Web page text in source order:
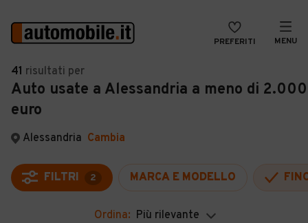
PREFERITI MENU
Auto
Auto Km 0
Auto Nuove
VENDI
MAGAZINE
ACCEDI
41 risultati per
Auto usate a Alessandria a meno di 2.000
euro
Alessandria Cambia
FILTRI 2 MARCA E MODELLO
Ordina: Più rilevante